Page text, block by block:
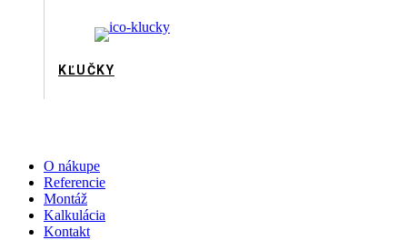
KĽUČKY
O nákupe
Referencie
Montáž
Kalkulácia
Kontakt